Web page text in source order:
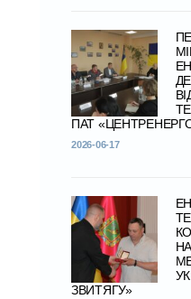
ПАТ
2026-06-17
ЗВИТЯГУ»